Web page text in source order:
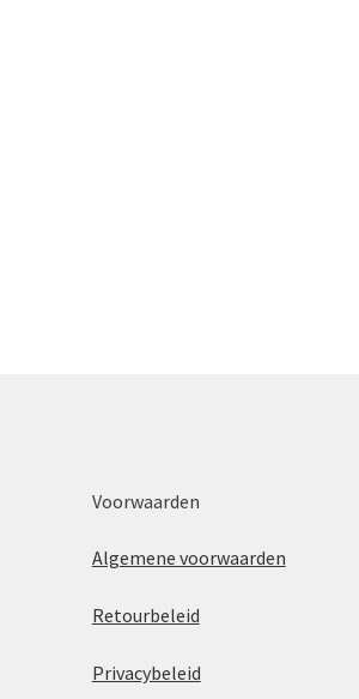
Voorwaarden
Algemene voorwaarden
Retourbeleid
Privacybeleid